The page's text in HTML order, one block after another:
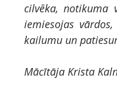
cilvēka, notikuma
iemiesojas
kailumu un
Mācītāja Krista